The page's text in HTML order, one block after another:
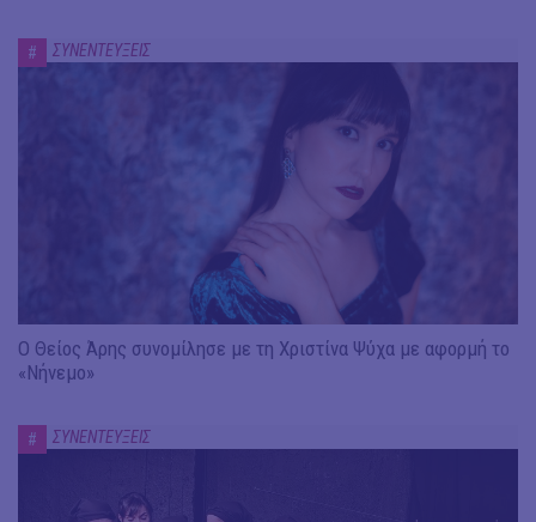
# ΣΥΝΕΝΤΕΥΞΕΙΣ
Ο Θείος Άρης συνομίλησε με τη Χριστίνα Ψύχα με αφορμή το
«Νήνεμο»
# ΣΥΝΕΝΤΕΥΞΕΙΣ